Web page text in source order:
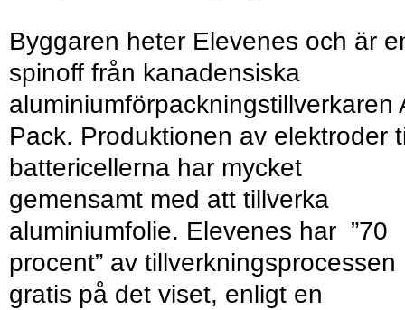
Byggaren heter Elevenes och är
spinoff från kanadensiska
aluminiumförpackningstillverkaren
Pack. Produktionen av elektroder
battericellerna har mycket
gemensamt med att tillverka
aluminiumfolie. Elevenes har ”70
procent” av tillverkningsprocessen
gratis på det viset, enligt en